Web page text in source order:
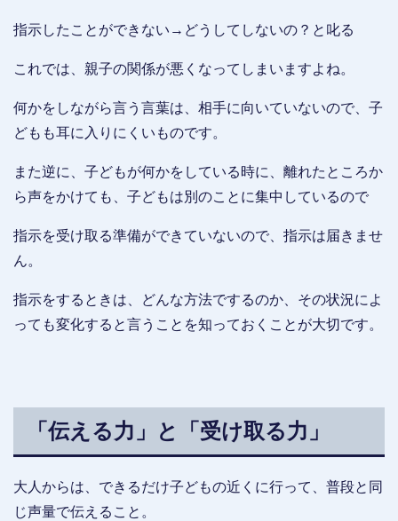
指示したことができない→どうしてしないの？と叱る
これでは、親子の関係が悪くなってしまいますよね。
何かをしながら言う言葉は、相手に向いていないので、子
どもも耳に入りにくいものです。
また逆に、子どもが何かをしている時に、離れたところか
ら声をかけても、子どもは別のことに集中しているので
指示を受け取る準備ができていないので、指示は届きませ
ん。
指示をするときは、どんな方法でするのか、その状況によ
っても変化すると言うことを知っておくことが大切です。
「伝える力」と「受け取る力」
大人からは、できるだけ子どもの近くに行って、普段と同
じ声量で伝えること。